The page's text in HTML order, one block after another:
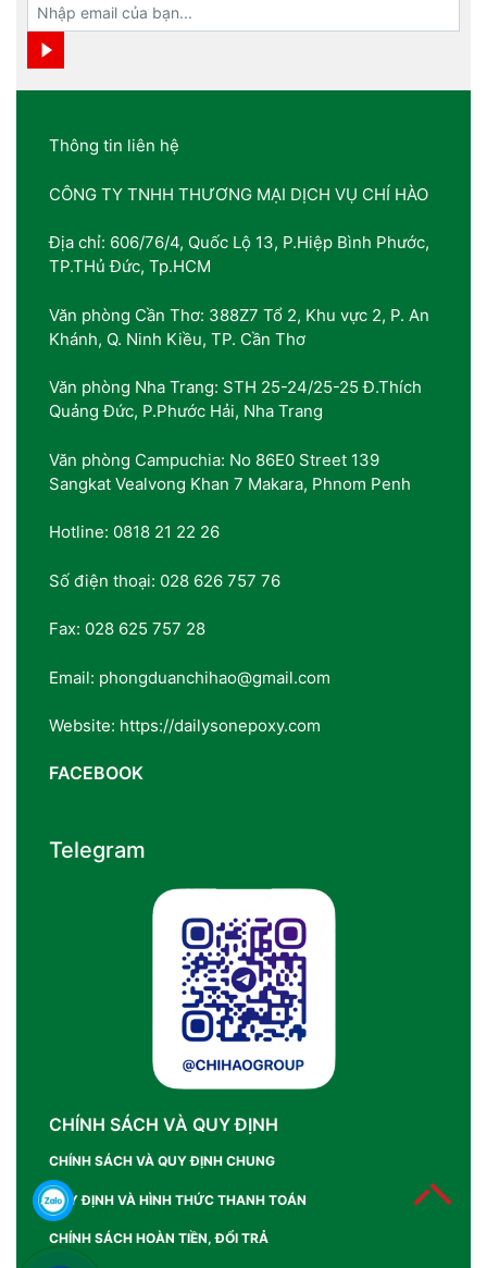
Thông tin liên hệ
CÔNG TY TNHH THƯƠNG MẠI DỊCH VỤ CHÍ HÀO
Địa chỉ: 606/76/4, Quốc Lộ 13, P.Hiệp Bình Phước,
TP.THủ Đức, Tp.HCM
Văn phòng Cần Thơ: 388Z7 Tổ 2, Khu vực 2, P. An
Khánh, Q. Ninh Kiều, TP. Cần Thơ
Văn phòng Nha Trang: STH 25-24/25-25 Đ.Thích
Quảng Đức, P.Phước Hải, Nha Trang
Văn phòng Campuchia: No 86E0 Street 139
Sangkat Vealvong Khan 7 Makara, Phnom Penh
Hotline: 0818 21 22 26
Số điện thoại: 028 626 757 76
Fax: 028 625 757 28
Email: phongduanchihao@gmail.com
Website: https://dailysonepoxy.com
FACEBOOK
Telegram
CHÍNH SÁCH VÀ QUY ĐỊNH
CHÍNH SÁCH VÀ QUY ĐỊNH CHUNG
QUY ĐỊNH VÀ HÌNH THỨC THANH TOÁN
CHÍNH SÁCH HOÀN TIỀN, ĐỔI TRẢ